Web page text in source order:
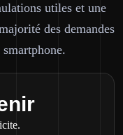
utiles et une
des demandes